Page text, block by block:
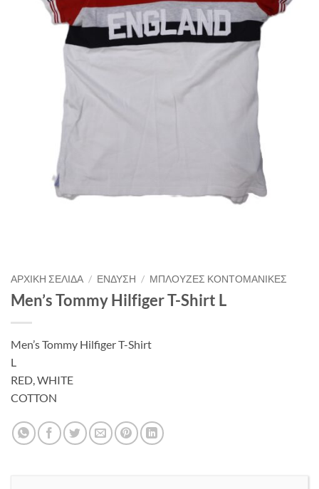
ΑΡΧΙΚΉ ΣΕΛΊΔΑ / ΈΝΔΥΣΗ / ΜΠΛΟΎΖΕΣ ΚΟΝΤΟΜΆΝΙΚΕΣ
Men’s Tommy Hilfiger T-Shirt L
Men’s Tommy Hilfiger T-Shirt
L
RED, WHITE
COTTON